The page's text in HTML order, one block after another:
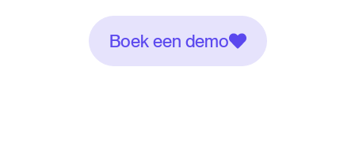
Boek een demo